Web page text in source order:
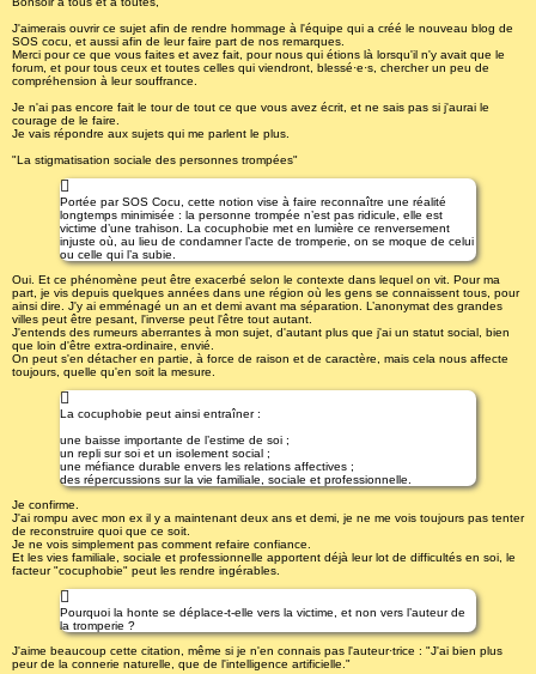
s
a
g
e
J'aimerais ouvrir ce sujet afin de rendre hommage à l'équipe qui a créé le nouveau blog de
SOS cocu, et aussi afin de leur faire part de nos remarques.
Merci pour ce que vous faites et avez fait, pour nous qui étions là lorsqu'il n'y avait que le
forum, et pour tous ceux et toutes celles qui viendront, blessé·e·s, chercher un peu de
compréhension à leur souffrance.
Je n'ai pas encore fait le tour de tout ce que vous avez écrit, et ne sais pas si j'aurai le
courage de le faire.
Je vais répondre aux sujets qui me parlent le plus.
"La stigmatisation sociale des personnes trompées"
Portée par SOS Cocu, cette notion vise à faire reconnaître une réalité
longtemps minimisée : la personne trompée n’est pas ridicule, elle est
victime d’une trahison. La cocuphobie met en lumière ce renversement
injuste où, au lieu de condamner l’acte de tromperie, on se moque de celui
ou celle qui l’a subie.
Oui. Et ce phénomène peut être exacerbé selon le contexte dans lequel on vit. Pour ma
part, je vis depuis quelques années dans une région où les gens se connaissent tous, pour
ainsi dire. J'y ai emménagé un an et demi avant ma séparation. L’anonymat des grandes
villes peut être pesant, l'inverse peut l'être tout autant.
J'entends des rumeurs aberrantes à mon sujet, d'autant plus que j'ai un statut social, bien
que loin d'être extra-ordinaire, envié.
On peut s'en détacher en partie, à force de raison et de caractère, mais cela nous affecte
toujours, quelle qu'en soit la mesure.
La cocuphobie peut ainsi entraîner :
une baisse importante de l’estime de soi ;
un repli sur soi et un isolement social ;
une méfiance durable envers les relations affectives ;
des répercussions sur la vie familiale, sociale et professionnelle.
Je confirme.
J'ai rompu avec mon ex il y a maintenant deux ans et demi, je ne me vois toujours pas tenter
de reconstruire quoi que ce soit.
Je ne vois simplement pas comment refaire confiance.
Et les vies familiale, sociale et professionnelle apportent déjà leur lot de difficultés en soi, le
facteur "cocuphobie" peut les rendre ingérables.
Pourquoi la honte se déplace-t-elle vers la victime, et non vers l’auteur de
la tromperie ?
J'aime beaucoup cette citation, même si je n'en connais pas l'auteur·trice : "J'ai bien plus
peur de la connerie naturelle, que de l'intelligence artificielle."